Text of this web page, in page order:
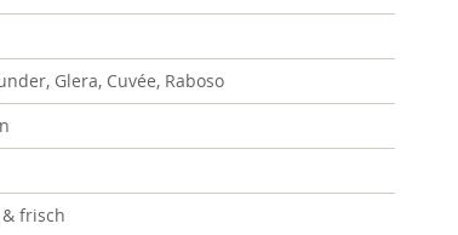
Glera, Cuvée, Raboso
frisch